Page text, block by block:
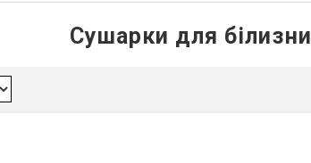
Сушарки для білизни